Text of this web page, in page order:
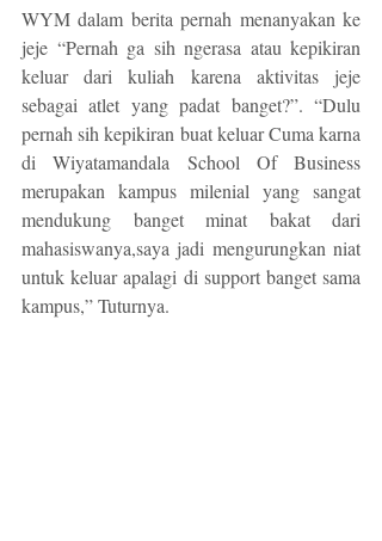
WYM dalam berita pernah menanyakan ke
jeje “Pernah ga sih ngerasa atau kepikiran
keluar dari kuliah karena aktivitas jeje
sebagai atlet yang padat banget?”. “Dulu
pernah sih kepikiran buat keluar Cuma karna
di Wiyatamandala School Of Business
merupakan kampus milenial yang sangat
mendukung banget minat bakat dari
mahasiswanya,saya jadi mengurungkan niat
untuk keluar apalagi di support banget sama
kampus,” Tuturnya.